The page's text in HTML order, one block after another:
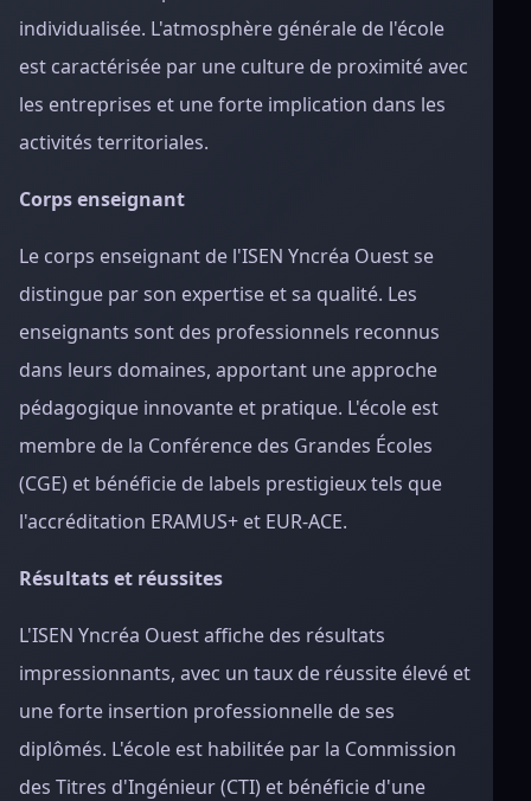
individualisée. L'atmosphère générale de l'école
est caractérisée par une culture de proximité avec
les entreprises et une forte implication dans les
activités territoriales.
Corps enseignant
Le corps enseignant de l'ISEN Yncréa Ouest se
distingue par son expertise et sa qualité. Les
enseignants sont des professionnels reconnus
dans leurs domaines, apportant une approche
pédagogique innovante et pratique. L'école est
membre de la Conférence des Grandes Écoles
(CGE) et bénéficie de labels prestigieux tels que
l'accréditation ERAMUS+ et EUR-ACE.
Résultats et réussites
L'ISEN Yncréa Ouest affiche des résultats
impressionnants, avec un taux de réussite élevé et
une forte insertion professionnelle de ses
diplômés. L'école est habilitée par la Commission
des Titres d'Ingénieur (CTI) et bénéficie d'une